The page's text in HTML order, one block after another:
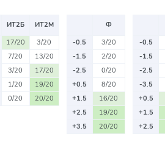
ИТ2Б
ИТ2М
17/20
3/20
7/20
13/20
3/20
17/20
1/20
19/20
0/20 20/20
Ф
-0.5
3/20
-1.5
2/20
-2.5
0/20
+0.5
8/20
+1.5
16/20
+2.5
19/20
+3.5
20/20
-0.5
-1.5
-2.5
-3.5
+0.5
+1.5
+2.5